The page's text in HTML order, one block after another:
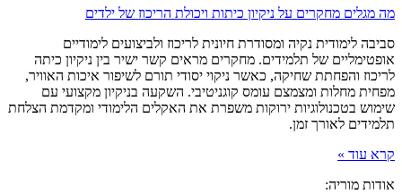
מה מגלים מחקרים על ניקיון כיתות ויכולת הריכוז של ילדים
סביבה לימודית נקיה ומסודרת חיונית לריכוז ולביצועים לימודיים
אופטימליים של תלמידים. מחקרים מראים קשר ישיר בין ניקיון כיתה
לריכוז והפחתת שחיקה, כאשר ניקוי יסודי תורם לשיפור איכות האוויר,
מפחית מחלות ומצמצם עומס קוגניטיבי. השקעה בניקיון מקצועי עם
שימוש בטכנולוגיות ירוקות משפרת את האקלים הלימודי ומקדמת הצלחת
תלמידים לאורך זמן.
קרא עוד »
אודות מוריה: